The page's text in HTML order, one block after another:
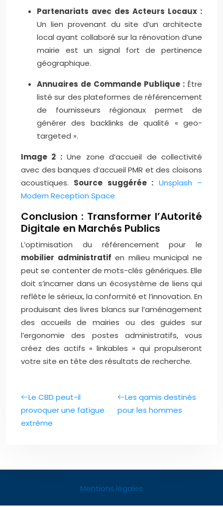
Partenariats avec des Acteurs Locaux :
Un lien provenant du site d’un architecte
local ayant collaboré sur la rénovation d’une
mairie est un signal fort de pertinence
géographique.
Annuaires de Commande Publique : Être
listé sur des plateformes de référencement
de fournisseurs régionaux permet de
générer des backlinks de qualité « geo-
targeted ».
Image 2 :Une zone d’accueil de collectivité
avec des banques d’accueil PMR et des cloisons
acoustiques. Source suggérée : Unsplash –
Modern Reception Space
Conclusion : Transformer l’Autorité
Digitale en Marchés Publics
L’optimisation du référencement pour le
mobilier administratif en milieu municipal ne
peut se contenter de mots-clés génériques. Elle
doit s’incarner dans un écosystème de liens qui
reflète le sérieux, la conformité et l’innovation. En
produisant des livres blancs sur l’aménagement
des accueils de mairies ou des guides sur
l’ergonomie des postes administratifs, vous
créez des actifs « linkables » qui propulseront
votre site en tête des résultats de recherche.
Le CBD peut-il
provoquer une fatigue
extrême
Les qamis destinés
pour les hommes
Mentions légales